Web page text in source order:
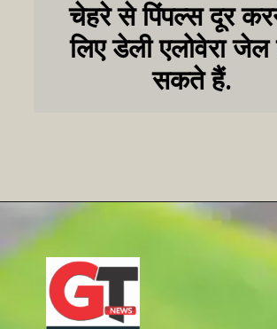
चेहरे से पिंपल्स दूर
लिए डेली एलोवेरा जेल
सकते हैं.